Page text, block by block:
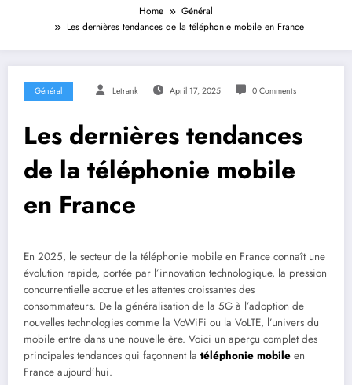
Home
Général
Les dernières tendances de la téléphonie mobile en France
Général Letrank April 17, 2025 0 Comments
Les dernières tendances
de la téléphonie mobile
en France
En 2025, le secteur de la téléphonie mobile en France connaît une
évolution rapide, portée par l’innovation technologique, la pression
concurrentielle accrue et les attentes croissantes des
consommateurs. De la généralisation de la 5G à l’adoption de
nouvelles technologies comme la VoWiFi ou la VoLTE, l’univers du
mobile entre dans une nouvelle ère. Voici un aperçu complet des
principales tendances qui façonnent la téléphonie mobile en
France aujourd’hui.